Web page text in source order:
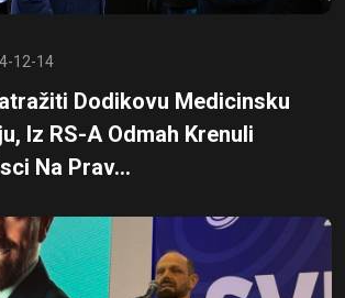
12-14
Dodikovu Medicinsku
Iz RS-A Odmah Krenuli
Na Prav...